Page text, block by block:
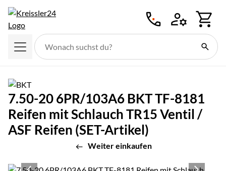
7.50-20 6PR/103A6 BKT TF-8181
Reifen mit Schlauch TR15 Ventil /
ASF Reifen (SET-Artikel)
Weiter einkaufen